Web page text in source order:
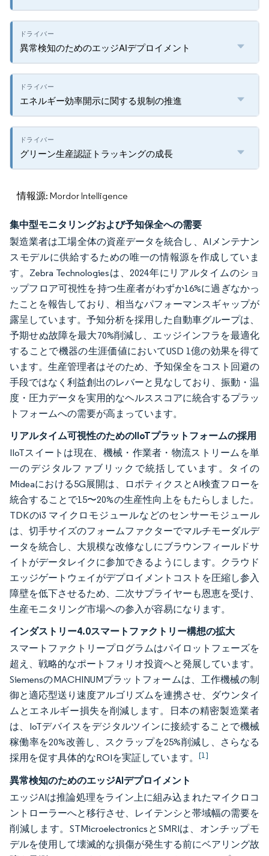
異常検知のためのエッジAIデプロイメント
エネルギー効率開示に関する規制の推進
グリーン生産認証トラッキングの成長
情報源: Mordor Intelligence
集中型モニタリングおよび予知保全への需要
製造業者は工場全体の資産データを統合し、AIメンテナン
スモデルに供給するための唯一の情報源を作成していま
す。Zebra Technologiesは、2024年にリアルタイムのショ
ップフロア可視性を持つ生産者がわずか16%に過ぎなかっ
たことを報告しており、相当なパフォーマンスギャップが
露呈しています。予知分析を採用した自動車グループは、
予期せぬ故障を最大70%削減し、エッジインフラを最適化
することで機器の生涯価値においてUSD 1億の効果を得て
います。生産管理者はそのため、予知保全をコスト回避の
手段ではなく利益創出のレバーと見なしており、振動・温
度・圧力データを実用的なヘルススコアに統合するプラッ
トフォームへの需要が高まっています。
リアルタイム可視性のためのIIoTプラットフォームの採用
IIoTスイートは現在、機械・作業者・物流ストリームを単
一のデジタルファブリックで統括しています。タイの
Mideaにおける5G展開は、ロボティクスとAI検査フローを
統合することで15〜20%の生産性向上をもたらしました。
TDKのi3 マイクロモジュールなどのセンサーモジュール
は、切手サイズのフォームファクターでマルチモーダルデ
ータを統合し、大規模な改修なしにブラウンフィールドサ
イトがデータレイクに参加できるようにします。クラウド
エッジゲートウェイがデプロイメントコストを圧縮し参入
障壁を低下させるため、二次サプライヤーも恩恵を受け、
生産モニタリング市場への参入が容易になります。
インダストリー4.0スマートファクトリー構想の拡大
スマートファクトリープログラムはパイロットフェーズを
超え、戦略的なポートフォリオ投資へと発展しています。
SiemensのMACHINUMプラットフォームは、工作機械の制
御と適応型送り速度アルゴリズムを連携させ、ダウンタイ
ムとエネルギー損失を削減します。日本の精密製造業者
は、IoTデバイスをデジタルツインに接続することで機械
稼働率を20%改善し、スクラップを25%削減し、さらなる
採用を促す具体的なROIを実証しています。 [1]
異常検知のためのエッジAIデプロイメント
エッジAIは推論処理をライン上に組み込まれたマイクロコ
ントローラーへと移行させ、レイテンシと帯域幅の需要を
削減します。STMicroelectronicsとSMRIは、オンチップモ
デルを使用して壊滅的な損傷が発生する前にベアリング故